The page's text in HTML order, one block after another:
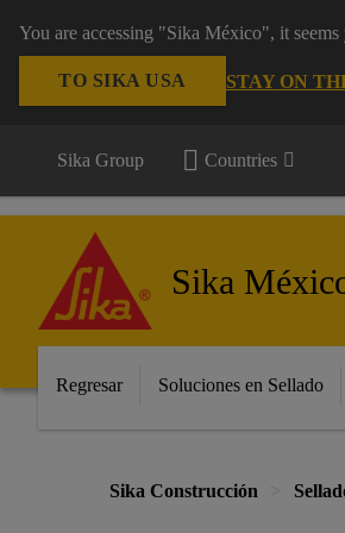
You are accessing "Sika México", it
TO SIKA USA STAY ON
Sika Group Countries
Sika
Regresar Soluciones en Sellado
Sika Construcción